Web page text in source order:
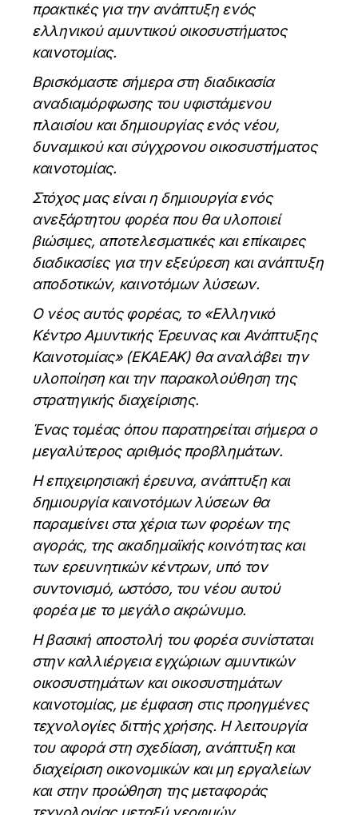
πρακτικές για την ανάπτυξη ενός
ελληνικού αμυντικού οικοσυστήματος
καινοτομίας.
Βρισκόμαστε σήμερα στη διαδικασία
αναδιαμόρφωσης του υφιστάμενου
πλαισίου και δημιουργίας ενός νέου,
δυναμικού και σύγχρονου οικοσυστήματος
καινοτομίας.
Στόχος μας είναι η δημιουργία ενός
ανεξάρτητου φορέα που θα υλοποιεί
βιώσιμες, αποτελεσματικές και επίκαιρες
διαδικασίες για την εξεύρεση και ανάπτυξη
αποδοτικών, καινοτόμων λύσεων.
Ο νέος αυτός φορέας, το «Ελληνικό
Κέντρο Αμυντικής Έρευνας και Ανάπτυξης
Καινοτομίας» (ΕΚΑΕΑΚ) θα αναλάβει την
υλοποίηση και την παρακολούθηση της
στρατηγικής διαχείρισης.
Ένας τομέας όπου παρατηρείται σήμερα ο
μεγαλύτερος αριθμός προβλημάτων.
Η επιχειρησιακή έρευνα, ανάπτυξη και
δημιουργία καινοτόμων λύσεων θα
παραμείνει στα χέρια των φορέων της
αγοράς, της ακαδημαϊκής κοινότητας και
των ερευνητικών κέντρων, υπό τον
συντονισμό, ωστόσο, του νέου αυτού
φορέα με το μεγάλο ακρώνυμο.
Η βασική αποστολή του φορέα συνίσταται
στην καλλιέργεια εγχώριων αμυντικών
οικοσυστημάτων και οικοσυστημάτων
καινοτομίας, με έμφαση στις προηγμένες
τεχνολογίες διττής χρήσης. Η λειτουργία
του αφορά στη σχεδίαση, ανάπτυξη και
διαχείριση οικονομικών και μη εργαλείων
και στην προώθηση της μεταφοράς